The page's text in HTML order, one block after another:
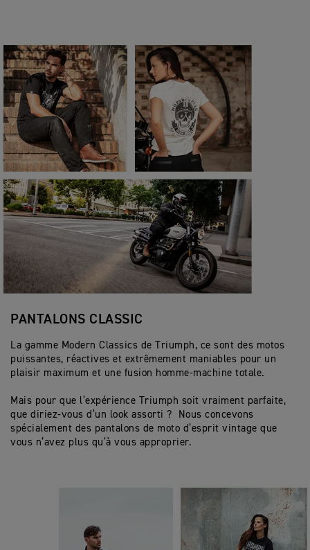
PANTALONS CLASSIC
La gamme Modern Classics de Triumph, ce sont des motos
puissantes, réactives et extrêmement maniables pour un
plaisir maximum et une fusion homme-machine totale.
Mais pour que l’expérience Triumph soit vraiment parfaite,
que diriez-vous d’un look assorti ? Nous concevons
spécialement des pantalons de moto d’esprit vintage que
vous n’avez plus qu’à vous approprier.